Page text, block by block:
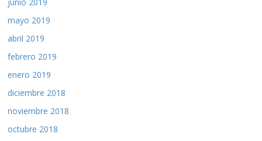
mayo 2019
abril 2019
febrero 2019
enero 2019
diciembre 2018
noviembre 2018
octubre 2018